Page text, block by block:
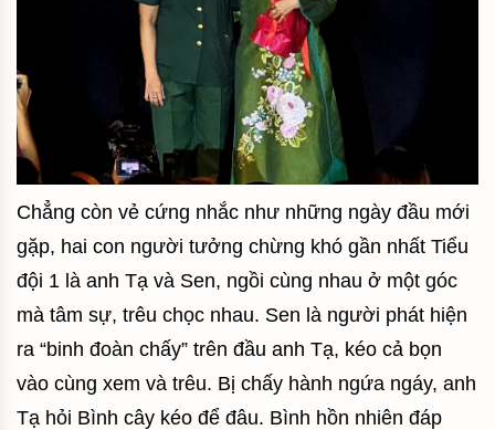
Chẳng còn vẻ cứng nhắc như những ngày đầu mới
gặp, hai con người tưởng chừng khó gần nhất Tiểu
đội 1 là anh Tạ và Sen, ngồi cùng nhau ở một góc
mà tâm sự, trêu chọc nhau. Sen là người phát hiện
ra “binh đoàn chấy” trên đầu anh Tạ, kéo cả bọn
vào cùng xem và trêu. Bị chấy hành ngứa ngáy, anh
Tạ hỏi Bình cây kéo để đâu. Bình hồn nhiên đáp